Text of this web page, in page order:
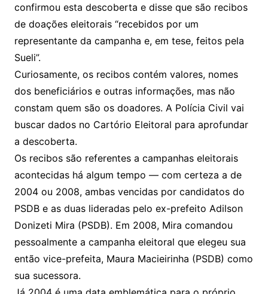
confirmou esta descoberta e disse que são recibos
de doações eleitorais “recebidos por um
representante da campanha e, em tese, feitos pela
Sueli”.
Curiosamente, os recibos contém valores, nomes
dos beneficiários e outras informações, mas não
constam quem são os doadores. A Polícia Civil vai
buscar dados no Cartório Eleitoral para aprofundar
a descoberta.
Os recibos são referentes a campanhas eleitorais
acontecidas há algum tempo — com certeza a de
2004 ou 2008, ambas vencidas por candidatos do
PSDB e as duas lideradas pelo ex-prefeito Adilson
Donizeti Mira (PSDB). Em 2008, Mira comandou
pessoalmente a campanha eleitoral que elegeu sua
então vice-prefeita, Maura Macieirinha (PSDB) como
sua sucessora.